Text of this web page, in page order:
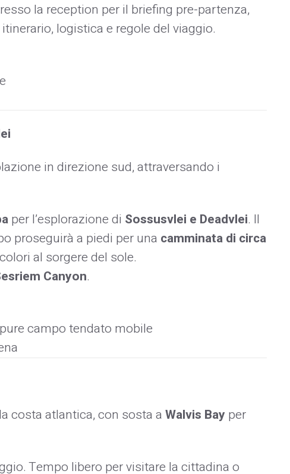
la reception per il briefing pre-partenza,
logistica e regole del viaggio.
in direzione sud, attraversando i
per l’esplorazione di Sossusvlei e Deadvlei. Il
proseguirà a piedi per una camminata di circa
al sorgere del sole.
Canyon.
campo tendato mobile
costa atlantica, con sosta aWalvis Bay per
Tempo libero per visitare la cittadina o